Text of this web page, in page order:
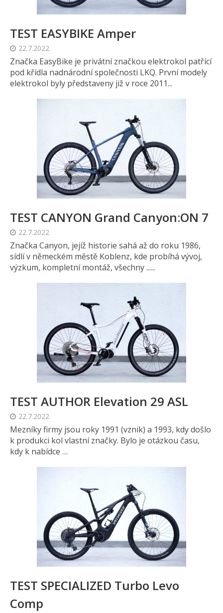
TEST EASYBIKE Amper
22.7.2022
Značka EasyBike je privátní značkou elektrokol patřící
pod křídla nadnárodní společnosti LKQ. První modely
elektrokol byly představeny již v roce 2011...
TEST CANYON Grand Canyon:ON 7
22.7.2022
Značka Canyon, jejíž historie sahá až do roku 1986,
sídlí v německém městě Koblenz, kde probíhá vývoj,
výzkum, kompletní montáž, všechny ......
TEST AUTHOR Elevation 29 ASL
22.7.2022
Mezníky firmy jsou roky 1991 (vznik) a 1993, kdy došlo
k produkci kol vlastní značky. Bylo je otázkou času,
kdy k nabídce …
TEST SPECIALIZED Turbo Levo
Comp